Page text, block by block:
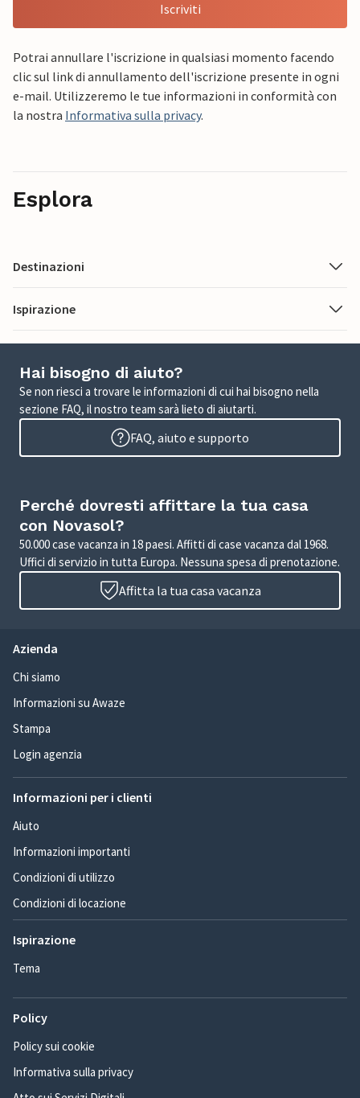
Iscriviti
Potrai annullare l'iscrizione in qualsiasi momento facendo
clic sul link di annullamento dell'iscrizione presente in ogni
e-mail. Utilizzeremo le tue informazioni in conformità con
la nostra Informativa sulla privacy.
Esplora
Destinazioni
Ispirazione
Hai bisogno di aiuto?
Se non riesci a trovare le informazioni di cui hai bisogno nella
sezione FAQ, il nostro team sarà lieto di aiutarti.
FAQ, aiuto e supporto
Perché dovresti affittare la tua casa
con Novasol?
50.000 case vacanza in 18 paesi. Affitti di case vacanza dal 1968.
Uffici di servizio in tutta Europa. Nessuna spesa di prenotazione.
Affitta la tua casa vacanza
Azienda
Chi siamo
Informazioni su Awaze
Stampa
Login agenzia
Informazioni per i clienti
Aiuto
Informazioni importanti
Condizioni di utilizzo
Condizioni di locazione
Ispirazione
Tema
Policy
Policy sui cookie
Informativa sulla privacy